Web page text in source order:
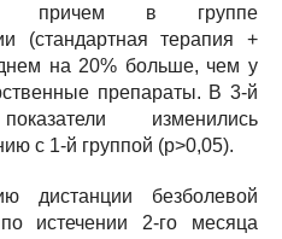
причем в группе
(стандартная терапия +
на 20% больше, чем у
препараты. В 3-й
изменились
с 1-й группой (р>0,05).
дистанции безболевой
истечении 2-го месяца